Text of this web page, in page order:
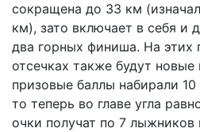
сокращена до 33 км
км), зато включает в себя и
два горных финиша. На этих
отсечках также будут
призовые баллы набирали
то теперь во главе угла
очки получат по 7